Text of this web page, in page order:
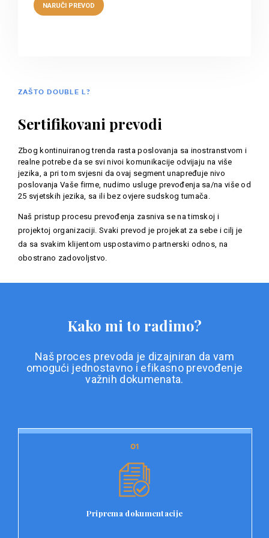
ZAŠTO DOUBLE L?
Sertifikovani prevodi
Zbog kontinuiranog trenda rasta poslovanja sa inostranstvom i
realne potrebe da se svi nivoi komunikacije odvijaju na više
jezika, a pri tom svjesni da ovaj segment unapređuje nivo
poslovanja Vaše firme, nudimo usluge prevođenja sa/na više od
25 svjetskih jezika, sa ili bez ovjere sudskog tumača.
Naš pristup procesu prevođenja zasniva se na timskoj i
projektoj organizaciji. Svaki prevod je projekat za sebe i cilj je
da sa svakim klijentom uspostavimo partnerski odnos, na
obostrano zadovoljstvo.
Kako mi to radimo?
Naš proces prevoda je dizajniran da vam
omogući jednostavno i efikasno prevođenje
važnih dokumenata.
01
Priprema dokumentacije
01
Prvi korak u našem procesu prevoda je priprema
dokumentacije. Korisnici jednostavno učitavaju svoje
dokumenta, kao i specifične zahtjeve za prevod.